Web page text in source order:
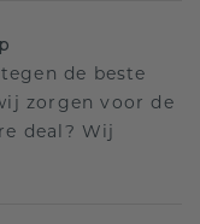
de beste
zorgen voor de
deal? Wij